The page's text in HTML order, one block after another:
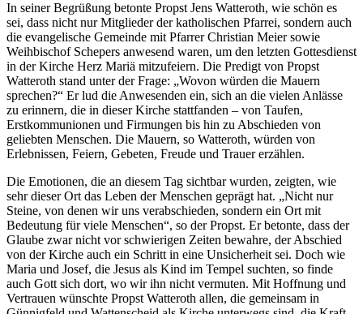
In seiner Begrüßung betonte Propst Jens Watteroth, wie schön es
sei, dass nicht nur Mitglieder der katholischen Pfarrei, sondern auch
die evangelische Gemeinde mit Pfarrer Christian Meier sowie
Weihbischof Schepers anwesend waren, um den letzten Gottesdienst
in der Kirche Herz Mariä mitzufeiern. Die Predigt von Propst
Watteroth stand unter der Frage: „Wovon würden die Mauern
sprechen?“ Er lud die Anwesenden ein, sich an die vielen Anlässe
zu erinnern, die in dieser Kirche stattfanden – von Taufen,
Erstkommunionen und Firmungen bis hin zu Abschieden von
geliebten Menschen. Die Mauern, so Watteroth, würden von
Erlebnissen, Feiern, Gebeten, Freude und Trauer erzählen.
Die Emotionen, die an diesem Tag sichtbar wurden, zeigten, wie
sehr dieser Ort das Leben der Menschen geprägt hat. „Nicht nur
Steine, von denen wir uns verabschieden, sondern ein Ort mit
Bedeutung für viele Menschen“, so der Propst. Er betonte, dass der
Glaube zwar nicht vor schwierigen Zeiten bewahre, der Abschied
von der Kirche auch ein Schritt in eine Unsicherheit sei. Doch wie
Maria und Josef, die Jesus als Kind im Tempel suchten, so finde
auch Gott sich dort, wo wir ihn nicht vermuten. Mit Hoffnung und
Vertrauen wünschte Propst Watteroth allen, die gemeinsam in